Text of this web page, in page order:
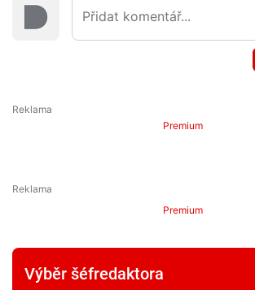
Premium
Premium
Výběr šéfredaktora